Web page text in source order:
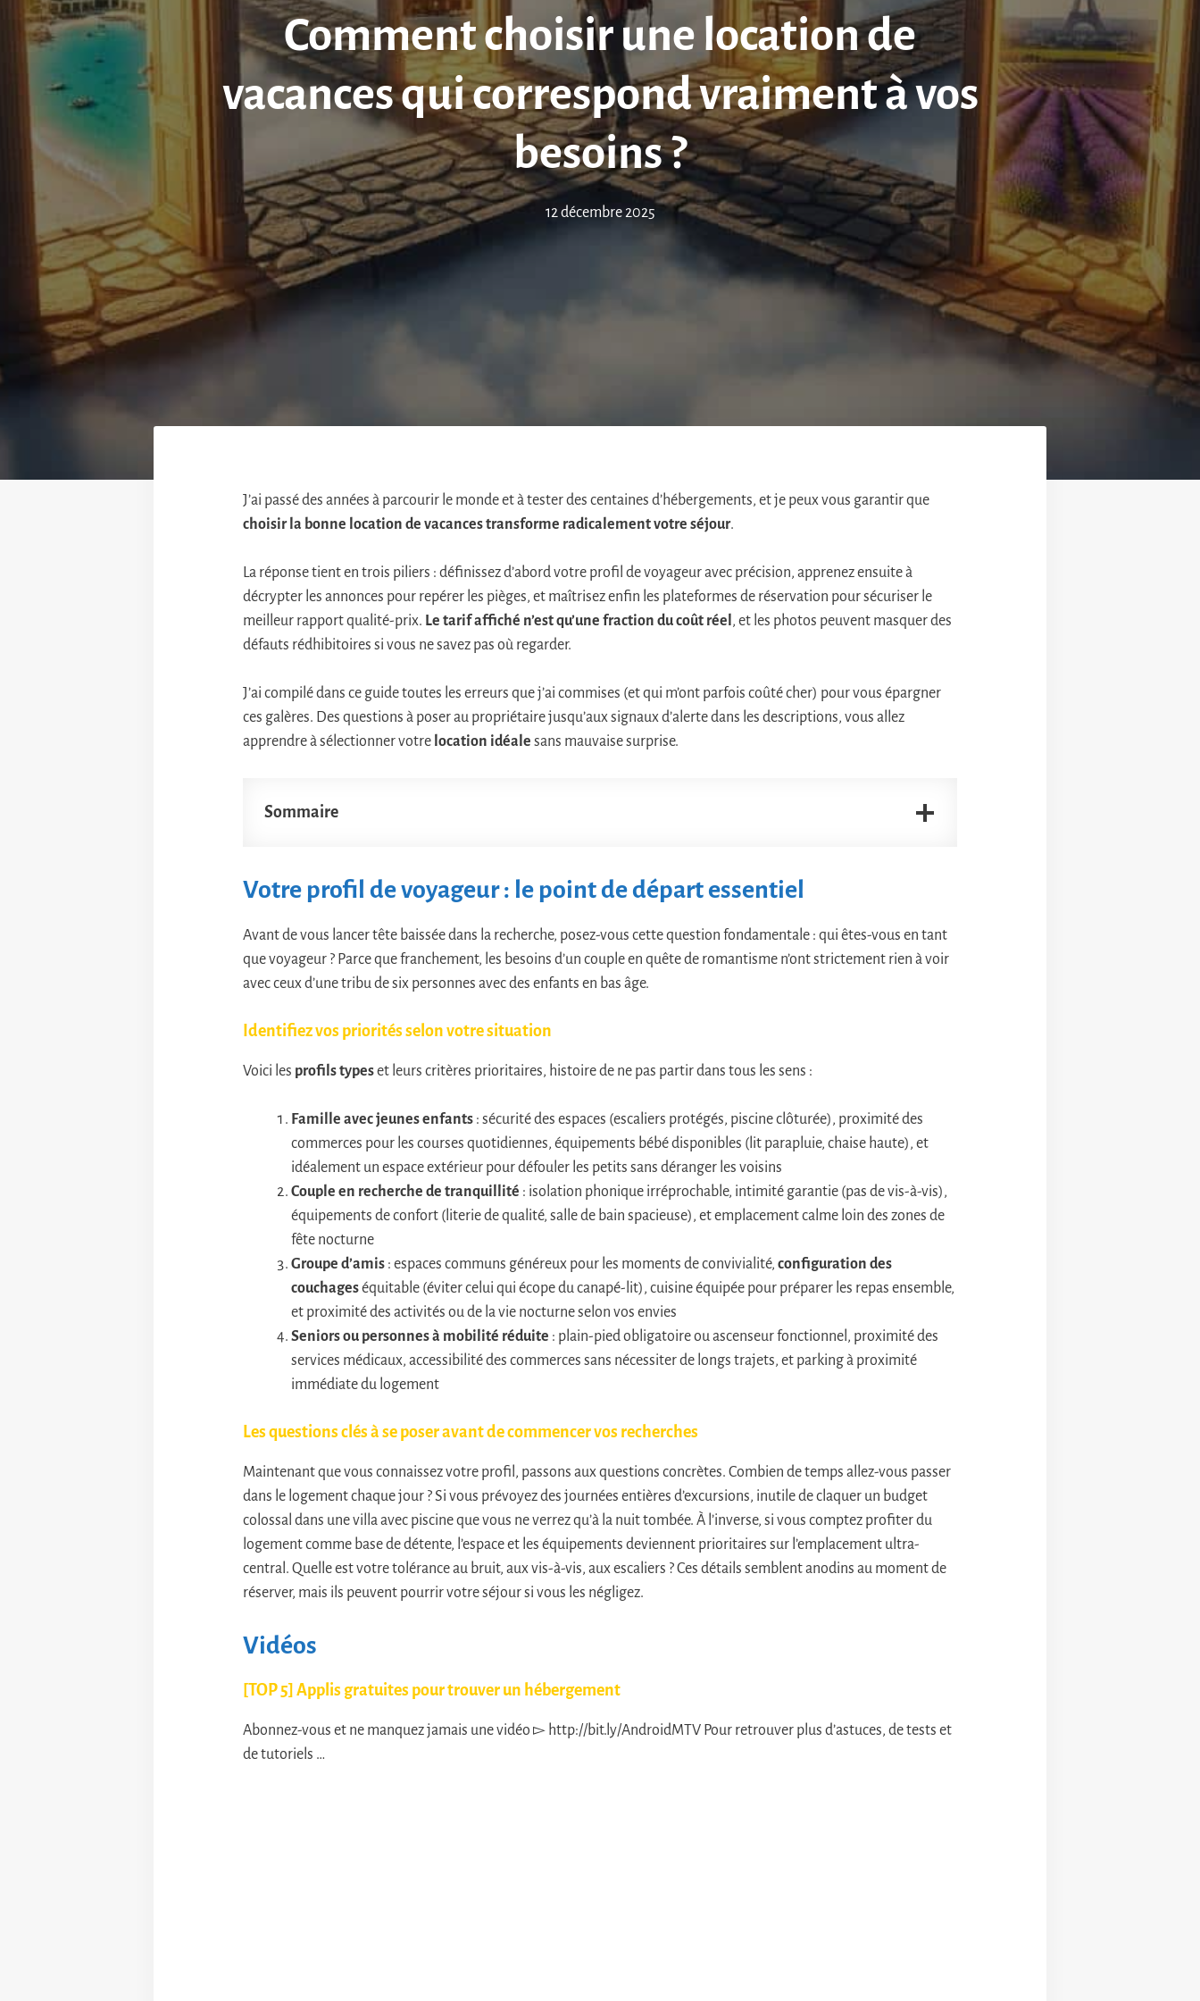
Comment choisir une location de
vacances qui correspond vraiment à vos
besoins ?
12 décembre 2025
J’ai passé des années à parcourir le monde et à tester des centaines d’hébergements, et je peux vous garantir que
choisir la bonne location de vacances transforme radicalement votre séjour.
La réponse tient en trois piliers : définissez d’abord votre profil de voyageur avec précision, apprenez ensuite à
décrypter les annonces pour repérer les pièges, et maîtrisez enfin les plateformes de réservation pour sécuriser le
meilleur rapport qualité-prix. Le tarif affiché n’est qu’une fraction du coût réel , et les photos peuvent masquer des
défauts rédhibitoires si vous ne savez pas où regarder.
J’ai compilé dans ce guide toutes les erreurs que j’ai commises (et qui m’ont parfois coûté cher) pour vous épargner
ces galères. Des questions à poser au propriétaire jusqu’aux signaux d’alerte dans les descriptions, vous allez
apprendre à sélectionner votre location idéale sans mauvaise surprise.
Sommaire
Votre profil de voyageur : le point de départ essentiel
Avant de vous lancer tête baissée dans la recherche, posez-vous cette question fondamentale : qui êtes-vous en tant
que voyageur ? Parce que franchement, les besoins d’un couple en quête de romantisme n’ont strictement rien à voir
avec ceux d’une tribu de six personnes avec des enfants en bas âge.
Identifiez vos priorités selon votre situation
Voici les profils typeset leurs critères prioritaires, histoire de ne pas partir dans tous les sens :
Famille avec jeunes enfants : sécurité des espaces (escaliers protégés, piscine clôturée), proximité des
commerces pour les courses quotidiennes, équipements bébé disponibles (lit parapluie, chaise haute), et
idéalement un espace extérieur pour défouler les petits sans déranger les voisins
Couple en recherche de tranquillité : isolation phonique irréprochable, intimité garantie (pas de vis-à-vis),
équipements de confort (literie de qualité, salle de bain spacieuse), et emplacement calme loin des zones de
fête nocturne
Groupe d’amis : espaces communs généreux pour les moments de convivialité, configuration des
couchageséquitable (éviter celui qui écope du canapé-lit), cuisine équipée pour préparer les repas ensemble,
et proximité des activités ou de la vie nocturne selon vos envies
Seniors ou personnes à mobilité réduite : plain-pied obligatoire ou ascenseur fonctionnel, proximité des
services médicaux, accessibilité des commerces sans nécessiter de longs trajets, et parking à proximité
immédiate du logement
Les questions clés à se poser avant de commencer vos recherches
Maintenant que vous connaissez votre profil, passons aux questions concrètes. Combien de temps allez-vous passer
dans le logement chaque jour ? Si vous prévoyez des journées entières d’excursions, inutile de claquer un budget
colossal dans une villa avec piscine que vous ne verrez qu’à la nuit tombée. À l’inverse, si vous comptez profiter du
logement comme base de détente, l’espace et les équipements deviennent prioritaires sur l’emplacement ultra-
central. Quelle est votre tolérance au bruit, aux vis-à-vis, aux escaliers ? Ces détails semblent anodins au moment de
réserver, mais ils peuvent pourrir votre séjour si vous les négligez.
Vidéos
[TOP 5] Applis gratuites pour trouver un hébergement
Abonnez-vous et ne manquez jamais une vidéo ▻ http://bit.ly/AndroidMTV Pour retrouver plus d’astuces, de tests et
de tutoriels …